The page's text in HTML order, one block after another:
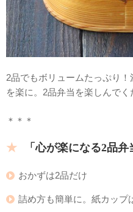
2品でもボリュームたっぷり
を楽に。2品弁当を楽しんでく
＊＊＊
「心が楽になる2品
おかずは2品だけ
詰め方も簡単に。紙カップ